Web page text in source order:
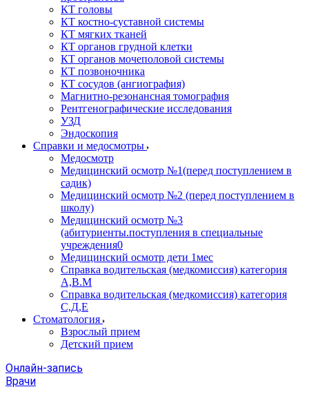
КТ головы
КТ костно-суставной системы
КТ мягких тканей
КТ органов грудной клетки
КТ органов мочеполовой системы
КТ позвоночника
КТ сосудов (ангиография)
Магнитно-резонансная томография
Рентгенографические исследования
УЗД
Эндоскопия
Справки и медосмотры
Медосмотр
Медицинский осмотр №1(перед поступлением в
садик)
Медицинский осмотр №2 (перед поступлением в
школу)
Медицинский осмотр №3
(абитуриенты.поступления в специальные
учреждения0
Медицинский осмотр дети 1мес
Справка водительская (медкомиссия) категория
А,В.М
Справка водительская (медкомиссия) категория
С,Д,Е
Стоматология
Взрослый прием
Детский прием
Онлайн-запись
Врачи